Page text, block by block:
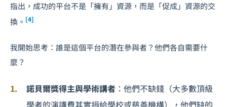
指出，成功的平台不是「擁有」資源，而是「促成」資源的交
換。 [4]
我開始思考：誰是這個平台的潛在參與者？他們各自需要什
麼？
諾貝爾獎得主與學術講者 ：他們不缺錢（大多數頂級
學者的演講費其實捐給學校或慈善機構），他們缺的